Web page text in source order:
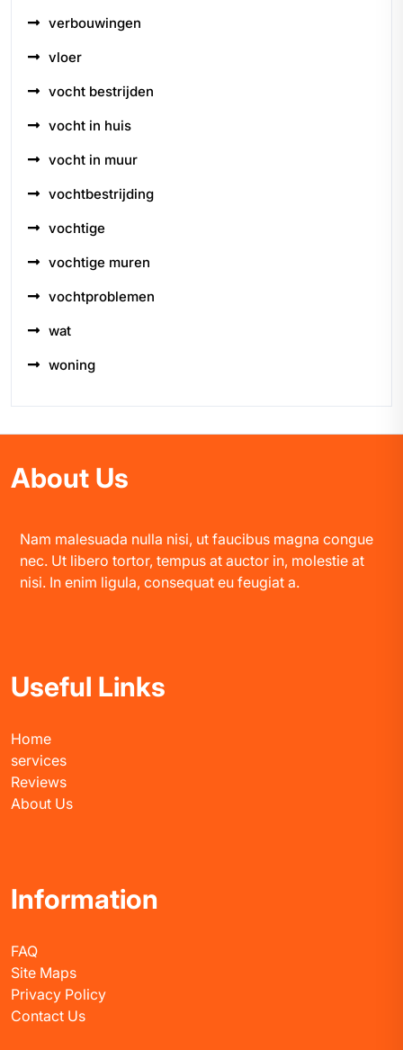
verbouwingen
vloer
vocht bestrijden
vocht in huis
vocht in muur
vochtbestrijding
vochtige
vochtige muren
vochtproblemen
wat
woning
About Us
Nam malesuada nulla nisi, ut faucibus magna congue
nec. Ut libero tortor, tempus at auctor in, molestie at
nisi. In enim ligula, consequat eu feugiat a.
Useful Links
Home
services
Reviews
About Us
Information
FAQ
Site Maps
Privacy Policy
Contact Us